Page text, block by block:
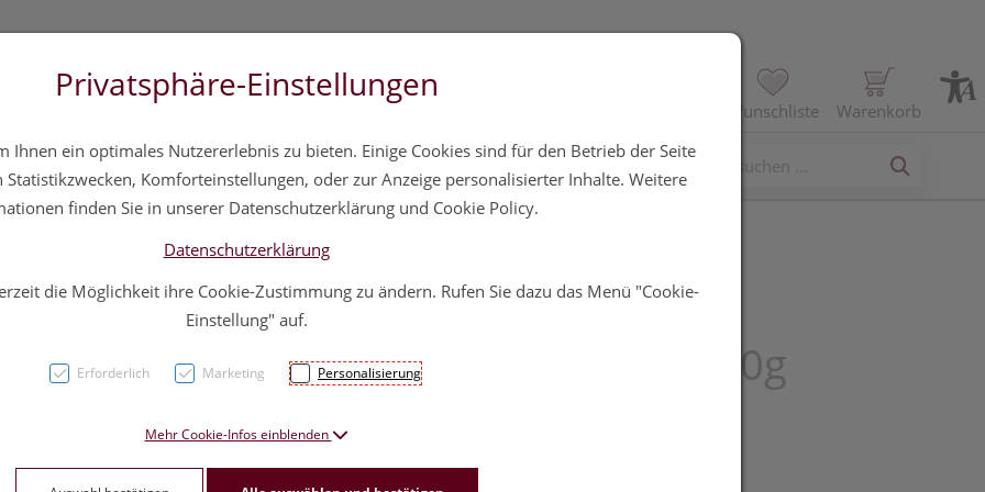
Wunschliste Warenkorb
Hautpflege Familie Nahrungsergänzung Diverses
Tannosynt Flüssig
Badekonzentrat 100g
11,25 EUR
Privatsphäre-Einstellungen
Ihnen ein optimales Nutzererlebnis zu bieten. Einige Cookies sind für den Betrieb der Seite
Komforteinstellungen, oder zur Anzeige personalisierter Inhalte. Weitere
finden Sie in unserer Datenschutzerklärung und Cookie Policy.
Datenschutzerklärung
die Möglichkeit ihre Cookie-Zustimmung zu ändern. Rufen Sie dazu das Menü "Cookie-
Einstellung" auf.
Erforderlich Marketing Personalisierung
Mehr Cookie-Infos einblenden